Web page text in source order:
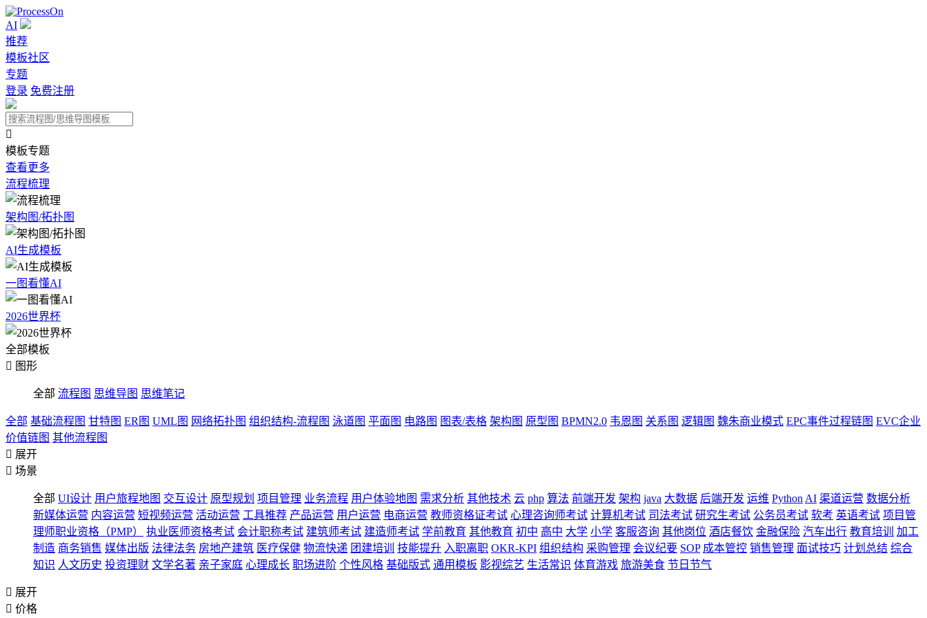
AI
推荐
模板社区
专题
登录 免费注册

模板专题
查看更多
流程梳理
架构图/拓扑图
AI生成模板
一图看懂AI
2026世界杯
全部模板
 图形
全部 流程图 思维导图 思维笔记
全部 基础流程图 甘特图 ER图 UML图 网络拓扑图 组织结构-流程图 泳道图 平面图 电路图 图表/表格 架构图 原型图 BPMN2.0 韦恩图 关系图 逻辑图 魏朱商业模式 EPC事件过程链图 EVC企业
价值链图 其他流程图
 展开
 场景
全部 UI设计 用户旅程地图 交互设计 原型规划 项目管理 业务流程 用户体验地图 需求分析 其他技术 云 php 算法 前端开发 架构 java 大数据 后端开发 运维 Python AI 渠道运营 数据分析
新媒体运营 内容运营 短视频运营 活动运营 工具推荐 产品运营 用户运营 电商运营 教师资格证考试 心理咨询师考试 计算机考试 司法考试 研究生考试 公务员考试 软考 英语考试 项目管
理师职业资格（PMP）
执业医师资格考试 会计职称考试 建筑师考试 建造师考试 学前教育 其他教育 初中 高中 大学 小学 客服咨询 其他岗位 酒店餐饮 金融保险 汽车出行 教育培训
加工
制造 商务销售 媒体出版 法律法务 房地产建筑 医疗保健 物流快递 团建培训 技能提升 入职离职 OKR-KPI 组织结构 采购管理 会议纪要 SOP 成本管控 销售管理 面试技巧 计划总结 综合
知识 人文历史 投资理财 文学名著 亲子家庭 心理成长 职场进阶 个性风格 基础版式 通用模板 影视综艺 生活常识 体育游戏 旅游美食 节日节气
 展开
 价格